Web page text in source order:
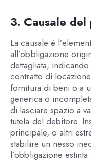
3. Causale
La causale è
all’obbligazione
dettagliata,
contratto di
fornitura di beni o a
generica o
di lasciare spazio a
tutela del debitore.
principale, o altri
stabilire un nesso
l’obbligazione estinta.